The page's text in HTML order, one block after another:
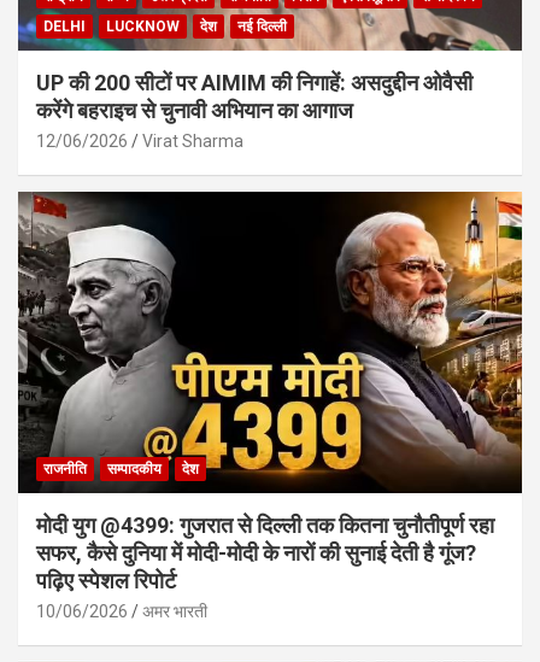
DELHI
LUCKNOW देश नई दिल्ली
UP की 200 सीटों पर AIMIM की निगाहें: असदुद्दीन ओवैसी
करेंगे बहराइच से चुनावी अभियान का आगाज
12/06/2026 Virat Sharma
राजनीति सम्पादकीय देश
मोदी युग @4399: गुजरात से दिल्ली तक कितना चुनौतीपूर्ण रहा
सफर, कैसे दुनिया में मोदी-मोदी के नारों की सुनाई देती है गूंज?
पढ़िए स्पेशल रिपोर्ट
10/06/2026 अमर भारती